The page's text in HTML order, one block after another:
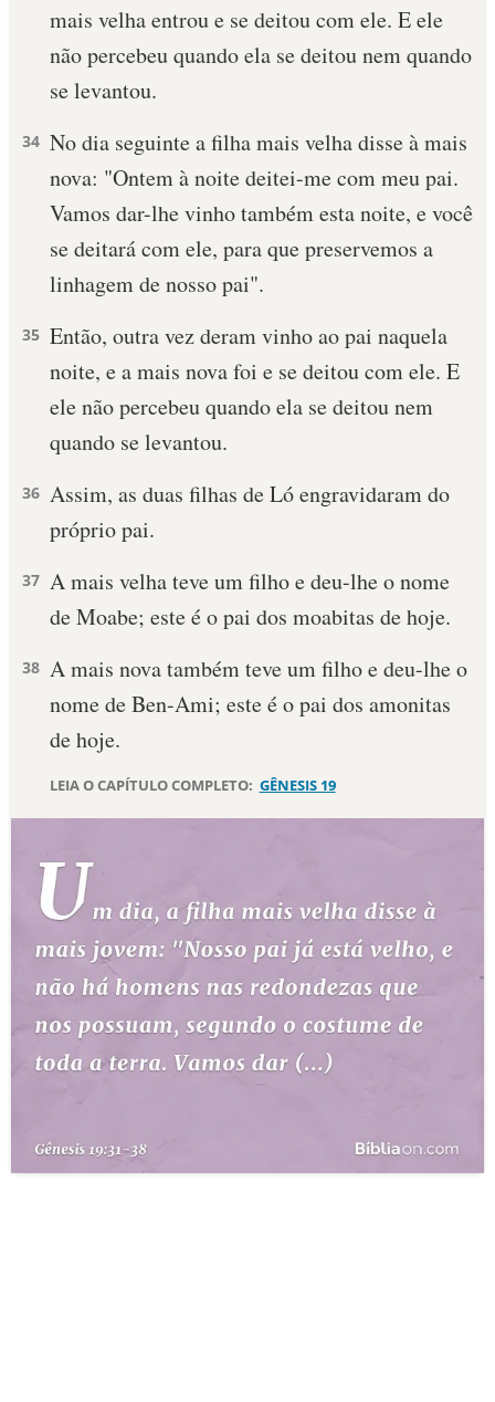
ESBOÇOS DE PREGAÇÃO
PERGUNTE À BÍBLIA IA
QUEM SOMOS
mais velha entrou e se deitou com ele. E ele
não percebeu quando ela se deitou nem quan­do
se levantou.
34 No dia seguinte a filha mais velha disse à mais
nova: "Ontem à noite deitei-me com meu pai.
Vamos dar-lhe vinho também esta noite, e você
se deitará com ele, para que preservemos a
linhagem de nosso pai".
35 Então, outra vez deram vinho ao pai naquela
noite, e a mais nova foi e se deitou com ele. E
ele não percebeu quan­do ela se deitou nem
quan­do se levantou.
36 Assim, as duas filhas de Ló engravidaram do
próprio pai.
37 A mais velha teve um filho e deu-lhe o nome
de Moabe; este é o pai dos moabitas de hoje.
38 A mais nova também teve um filho e deu-lhe o
nome de Ben-Ami; este é o pai dos amonitas
de hoje.
LEIA O CAPÍTULO COMPLETO: GÊNESIS 19